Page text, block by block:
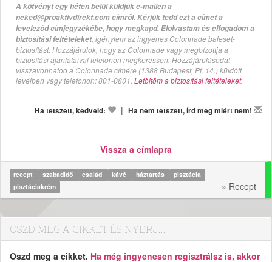
A kötvényt egy héten belül küldjük e-mailen a
neked@proaktivdirekt.com címről. Kérjük tedd ezt a címet a
leveleződ címjegyzékébe, hogy megkapd. Elolvastam és elfogadom a
biztosítási feltételeket, igénylem az ingyenes Colonnade baleset-
biztosítást. Hozzájárulok, hogy az Colonnade vagy megbízottja a
biztosítási ajánlataival telefonon megkeressen. Hozzájárulásodat
visszavonhatod a Colonnade címére (1388 Budapest, Pf. 14.) küldött
levélben vagy telefonon: 801-0801. Letöltöm a biztosítási feltételeket.
Ha tetszett, kedveld: | Ha nem tetszett, írd meg miért nem!
Vissza a címlapra
recept szabadidő család kávé háztartás
pisztácia
pisztáciakrém
» Recept
OSZD MEG A CIKKET ÉS NYERJ...
Oszd meg a cikket. Ha még ingyenesen regisztrálsz is, akkor